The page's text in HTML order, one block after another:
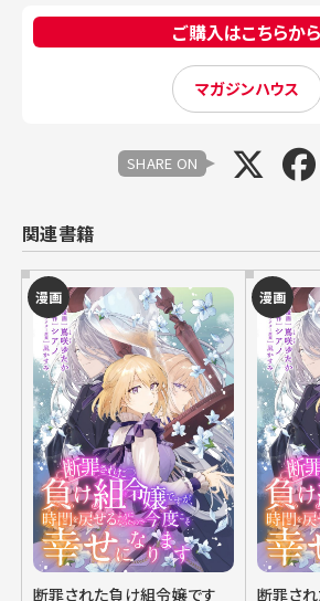
ご購入はこちらから
マガジンハウス
SHARE ON
関連書籍
漫画
断罪された負け組令嬢です
漫画
断罪さ